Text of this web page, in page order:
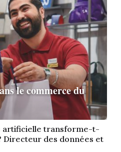
le commerce du
artificielle transforme-t-
Directeur des données et